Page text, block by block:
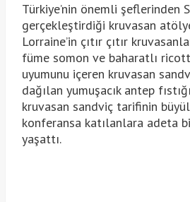
Türkiye’nin önemli şeflerinden
gerçekleştirdiği kruvasan
Lorraine’in çıtır çıtır
füme somon ve baharatlı
uyumunu içeren kruvasan
dağılan yumuşacık antep
kruvasan sandviç tarifinin
konferansa katılanlara adeta
yaşattı.